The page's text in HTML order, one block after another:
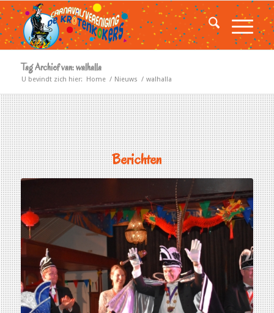
Tag Archief van: walhalla
U bevindt zich hier: Home / Nieuws / walhalla
Berichten